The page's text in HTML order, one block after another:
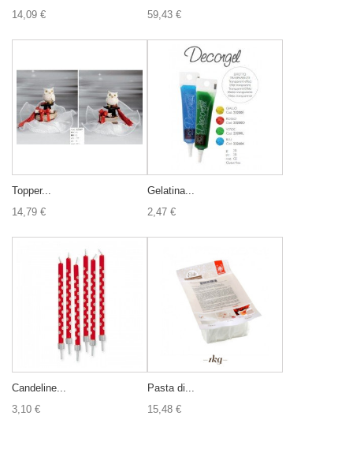
14,09 €
59,43 €
Topper...
14,79 €
Gelatina...
2,47 €
Candeline...
3,10 €
Pasta di...
15,48 €